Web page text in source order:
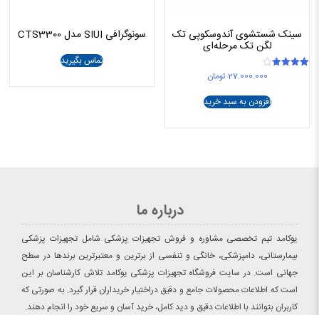
سینک شستشوی آندوسکوپی تک
لگن تک مرحله‌ای
27.000.000 تومان
افزودن به سبد خرید
سونوگرافی SIUI مدل CTS3300
تماس بگیرید
درباره ما
یوکامد تیم تخصصی مشاوره و فروش تجهیزات پزشکی شامل تجهیزات پزشکی
بیمارستانی، دامپزشکی، خانگی و تنفسی از برترین و معتبرترین برندها در سطح
جهانی است. در سایت فروشگاه تجهیزات پزشکی یوکامد تلاش کارشناسان بر این
است که اطلاعات محصولات جامع و دقیق دراختیار خریداران قرار گیرد. به صورتی که
کاربران بتوانند با اطلاعات دقیق و دید کامل، خرید آسان و سریع خود را انجام دهند.